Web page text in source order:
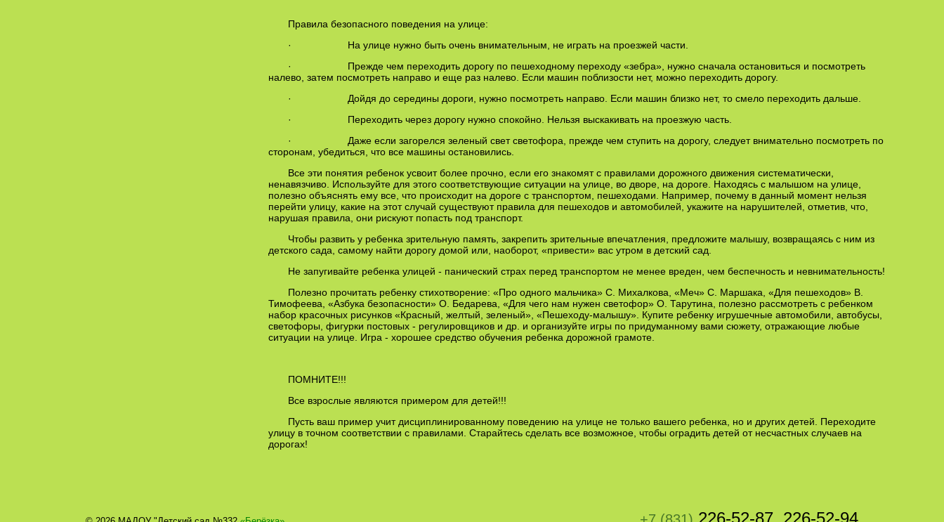
Правила безопасного поведения на улице:
· На улице нужно быть очень внимательным, не играть на проезжей части.
· Прежде чем переходить дорогу по пешеходному переходу «зебра», нужно сначала остановиться и посмотреть
налево, затем посмотреть направо и еще раз налево. Если машин поблизости нет, можно перехо­дить дорогу.
· Дойдя до середины дороги, нужно посмотреть направо. Если машин близко нет, то смело переходить дальше.
· Переходить через дорогу нужно спокойно. Нельзя выскакивать на проезжую часть.
· Даже если загорелся зеленый свет светофора, прежде чем ступить на дорогу, следует внимательно посмотреть по
сторонам, убедиться, что все машины остановились.
Все эти понятия ребенок усвоит более прочно, если его знакомят с правилами дорожного движения систематически,
ненавязчиво. Используйте для этого соответствующие ситуации на улице, во дворе, на дороге. Находясь с малышом на улице,
полезно объяснять ему все, что происходит на дороге с транспортом, пешеходами. Например, почему в данный момент нельзя
перейти улицу, какие на этот случай существуют правила для пешеходов и автомобилей, укажите на нарушителей, отметив, что,
нарушая правила, они рискуют попасть под транспорт.
Чтобы развить у ребенка зрительную память, закрепить зрительные впечатления, предложите малышу, возвращаясь с ним из
детского сада, самому найти дорогу домой или, наоборот, «привести» вас утром в детский сад.
Не запугивайте ребенка улицей - панический страх перед транспортом не менее вреден, чем беспечность и невнимательность!
Полезно прочитать ребенку стихотворение: «Про одного мальчика» С. Михалкова, «Меч» С. Маршака, «Для пешеходов» В.
Тимофеева, «Азбука безопасности» О. Бедарева, «Для чего нам нужен светофор» О. Тарутина, полезно рассмотреть с ребенком
набор красочных рисунков «Красный, желтый, зеленый», «Пешеходу-малышу». Купите ребенку игрушечные автомобили, автобусы,
светофоры, фигурки постовых - регулировщиков и др. и организуйте игры по придуманному вами сюжету, отражающие любые
ситуации на улице. Игра - хорошее средство обучения ребенка дорожной грамоте.
ПОМНИТЕ!!!
Все взрослые являются примером для детей!!!
Пусть ваш пример учит дисциплинированному поведению на улице не только вашего ребенка, но и других детей. Переходите
улицу в точном соответствии с правилами. Старайтесь сделать все возможное, чтобы оградить детей от несчастных случаев на
дорогах!
226-52-87, 226-52-94